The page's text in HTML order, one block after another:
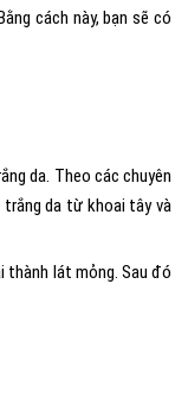
cách này, bạn sẽ có
da. Theo các chuyên
da từ khoai tây và
thành lát mỏng. Sau đó